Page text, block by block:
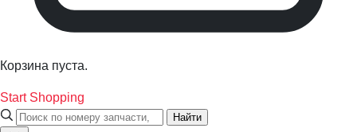
Корзина пуста.
Start Shopping
Найти